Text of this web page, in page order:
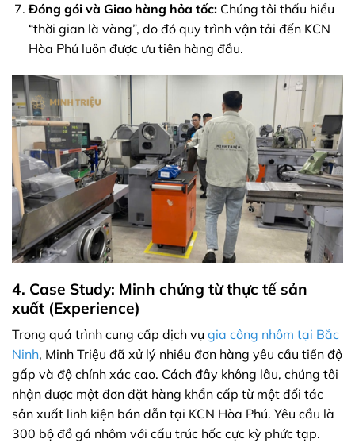
Đóng gói và Giao hàng hỏa tốc:Chúng tôi thấu hiểu
“thời gian là vàng”, do đó quy trình vận tải đến KCN
Hòa Phú luôn được ưu tiên hàng đầu.
4. Case Study: Minh chứng từ thực tế sản
xuất (Experience)
Trong quá trình cung cấp dịch vụ gia công nhôm tại Bắc
Ninh, Minh Triệu đã xử lý nhiều đơn hàng yêu cầu tiến độ
gấp và độ chính xác cao. Cách đây không lâu, chúng tôi
nhận được một đơn đặt hàng khẩn cấp từ một đối tác
sản xuất linh kiện bán dẫn tại KCN Hòa Phú. Yêu cầu là
300 bộ đồ gá nhôm với cấu trúc hốc cực kỳ phức tạp.